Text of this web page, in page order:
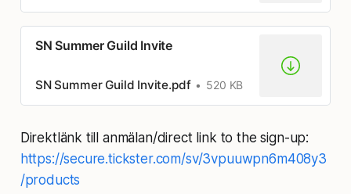
SN Summer Guild Invite
SN Summer Guild Invite.pdf 520 KB
Direktlänk till anmälan/direct link to the sign-up:
https://secure.tickster.com/sv/3vpuuwpn6m408y3
/products